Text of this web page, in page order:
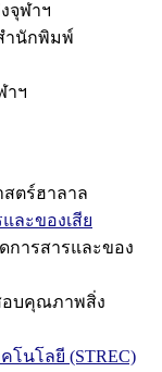
จุฬาฯ
ำนักพิมพ์
าฯ
ตร์ฮาลาล
ละของเสีย
การสารและของ
อบคุณภาพสิ่ง
โนโลยี (STREC)